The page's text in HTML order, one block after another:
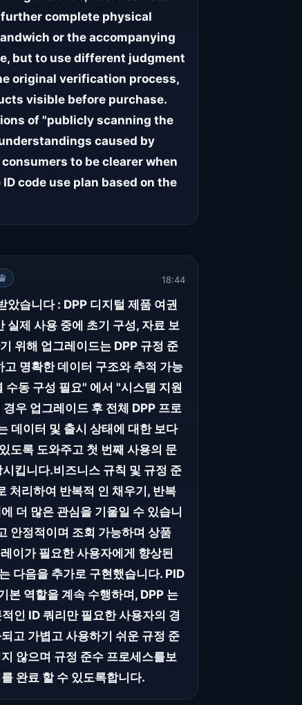
complete physical
or the accompanying
but to use different judgment
original verification process,
visible before purchase.
of "publicly scanning the
caused by
to be clearer when
code use plan based on the
18:44
습니다 : DPP 디지털 제품 여권
실제 사용 중에 초기 구성, 자료 보
위해 업그레이드는 DPP 규정 준
명확한 데이터 구조와 추적 가능
동 구성 필요" 에서 "시스템 지원
우 업그레이드 후 전체 DPP 프로
데이터 및 출시 상태에 대한 보다
도록 도와주고 첫 번째 사용의 문
킵니다.비즈니스 규칙 및 규정 준
처리하여 반복적 인 채우기, 반복
더 많은 관심을 기울일 수 있습니
안정적이며 조회 가능하며 상품
이가 필요한 사용자에게 향상된
다음을 추가로 구현했습니다. PID
본 역할을 계속 수행하며, DPP 는
인 ID 쿼리만 필요한 사용자의 경
고 가볍고 사용하기 쉬운 규정 준
않으며 규정 준수 프로세스를보
완료 할 수 있도록합니다.